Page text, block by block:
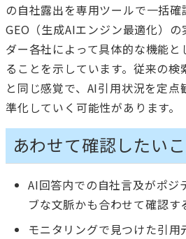
の自社露出を専用ツールで一括確
GEO（生成AIエンジン最適化）
ダー各社によって具体的な機能
ることを示しています。従来の
と同じ感覚で、AI引用状況を定
準化していく可能性があります。
あわせて確認したい
AI回答内での自社言及がポジ
ブな文脈かも合わせて確認す
モニタリングで見つけた引